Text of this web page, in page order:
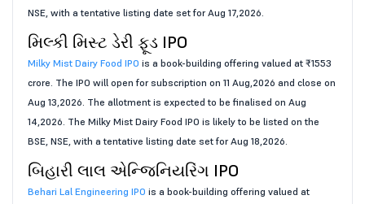
NSE, with a tentative listing date set for Aug 17,2026.
મિલ્કી મિસ્ટ ડેરી ફૂડ IPO
Milky Mist Dairy Food IPO is a book-building offering valued at ₹1553
crore. The IPO will open for subscription on 11 Aug,2026 and close on
Aug 13,2026. The allotment is expected to be finalised on Aug
14,2026. The Milky Mist Dairy Food IPO is likely to be listed on the
BSE, NSE, with a tentative listing date set for Aug 18,2026.
બિહારી લાલ એન્જિનિયરિંગ IPO
Behari Lal Engineering IPO is a book-building offering valued at